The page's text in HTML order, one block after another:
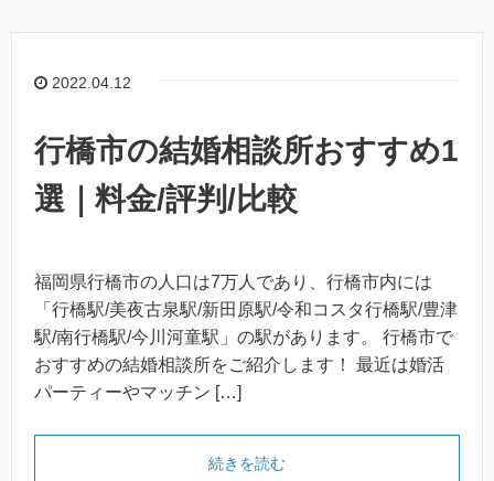
2022.04.12
行橋市の結婚相談所おすすめ1
選｜料金/評判/比較
福岡県行橋市の人口は7万人であり、行橋市内には
「行橋駅/美夜古泉駅/新田原駅/令和コスタ行橋駅/豊津
駅/南行橋駅/今川河童駅」の駅があります。 行橋市で
おすすめの結婚相談所をご紹介します！ 最近は婚活
パーティーやマッチン […]
続きを読む